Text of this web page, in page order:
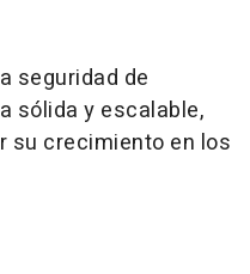
seguridad de
sólida y escalable,
su crecimiento en los